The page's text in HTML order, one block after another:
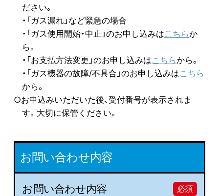
ださい。
・「ガス漏れ」など緊急の場合
・「ガス使用開始・中止」のお申し込みはこちらか
ら。
・「お支払方法変更」のお申し込みはこちらから。
・「ガス機器の故障/不具合」のお申し込みはこちら
から。
○お申込みいただいた後、受付番号が表示されま
す。大切に保管ください。
お問い合わせ内容
お問い合わせ内容 必須